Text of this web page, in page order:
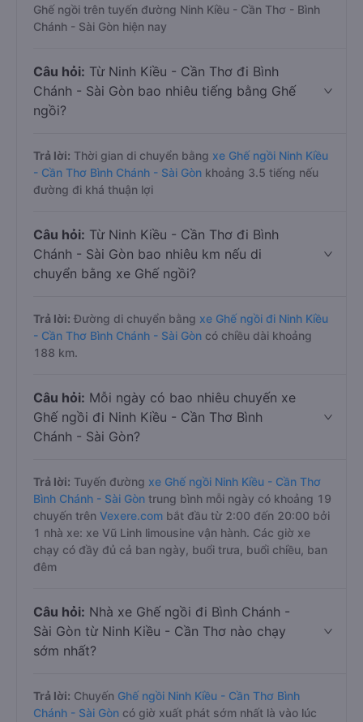
Ghế ngồi trên tuyến đường Ninh Kiều - Cần Thơ - Bình
Chánh - Sài Gòn hiện nay
Câu hỏi: Từ Ninh Kiều - Cần Thơ đi Bình
Chánh - Sài Gòn bao nhiêu tiếng bằng Ghế
ngồi?
Trả lời: Thời gian di chuyển bằng xe Ghế ngồi Ninh Kiều
- Cần Thơ Bình Chánh - Sài Gòn khoảng 3.5 tiếng nếu
đường đi khá thuận lợi
Câu hỏi: Từ Ninh Kiều - Cần Thơ đi Bình
Chánh - Sài Gòn bao nhiêu km nếu di
chuyển bằng xe Ghế ngồi?
Trả lời: Đường di chuyển bằng xe Ghế ngồi đi Ninh Kiều
- Cần Thơ Bình Chánh - Sài Gòn có chiều dài khoảng
188 km.
Câu hỏi: Mỗi ngày có bao nhiêu chuyến xe
Ghế ngồi đi Ninh Kiều - Cần Thơ Bình
Chánh - Sài Gòn?
Trả lời: Tuyến đường xe Ghế ngồi Ninh Kiều - Cần Thơ
Bình Chánh - Sài Gòn trung bình mỗi ngày có khoảng 19
chuyến trên Vexere.com bắt đầu từ 2:00 đến 20:00 bởi
1 nhà xe: xe Vũ Linh limousine vận hành. Các giờ xe
chạy có đầy đủ cả ban ngày, buổi trưa, buổi chiều, ban
đêm
Câu hỏi: Nhà xe Ghế ngồi đi Bình Chánh -
Sài Gòn từ Ninh Kiều - Cần Thơ nào chạy
sớm nhất?
Trả lời: Chuyến Ghế ngồi Ninh Kiều - Cần Thơ Bình
Chánh - Sài Gòn có giờ xuất phát sớm nhất là vào lúc